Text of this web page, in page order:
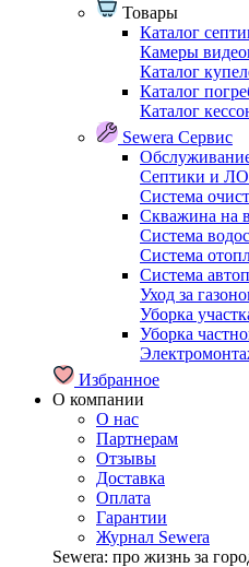
Товары
Каталог
Камеры
Каталог
Каталог
Каталог
Sewera Сервис
Септики и
Система
Скважина на
Система
Система
Система
Уход за
Уборка
Уборка
Избранное
О компании
О нас
Партнерам
Отзывы
Доставка
Оплата
Гарантии
Журнал Sewera
Sewera: про жизнь за